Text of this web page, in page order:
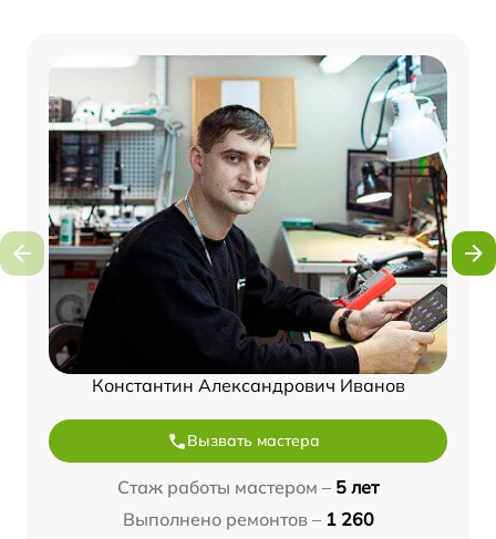
Константин Александрович Иванов
Вызвать мастера
Стаж работы мастером – 5 лет
Выполнено ремонтов – 1 260